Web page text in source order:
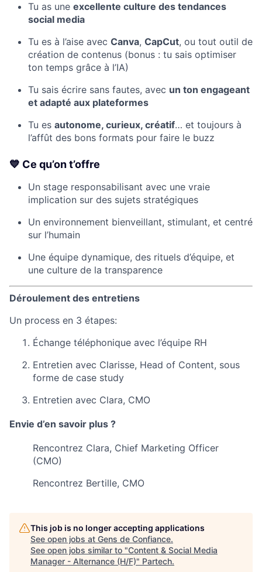
Tu as une excellente culture des tendances
social media
Tu es à l’aise avec Canva, CapCut, ou tout outil de
création de contenus (bonus : tu sais optimiser
ton temps grâce à l’IA)
Tu sais écrire sans fautes, avec un ton engageant
et adapté aux plateformes
Tu es autonome, curieux, créatif… et toujours à
l’affût des bons formats pour faire le buzz
💙 Ce qu’on t’offre
Un stage responsabilisant avec une vraie
implication sur des sujets stratégiques
Un environnement bienveillant, stimulant, et centré
sur l’humain
Une équipe dynamique, des rituels d’équipe, et
une culture de la transparence
Déroulement des entretiens
Un process en 3 étapes:
Échange téléphonique avec l’équipe RH
Entretien avec Clarisse, Head of Content, sous
forme de case study
Entretien avec Clara, CMO
Envie d’en savoir plus ?
Rencontrez Clara, Chief Marketing Officer
(CMO)
Rencontrez Bertille, CMO
This job is no longer accepting applications
See open jobs at Gens de Confiance.
See open jobs similar to "Content & Social Media
Manager - Alternance (H/F)" Partech.